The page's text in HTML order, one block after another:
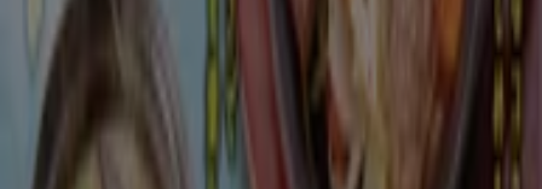
8月5日（水）スタート！デカ盛祭 開催いたし
ます！